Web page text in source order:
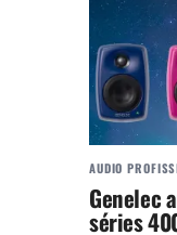
AUDIO
Genelec
séries